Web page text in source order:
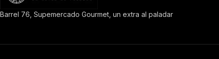
Barrel 76, Supemercado Gourmet, un extra al paladar